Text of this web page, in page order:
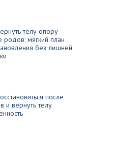
телу опору
родов: мягкий план
без лишней
после
и вернуть телу